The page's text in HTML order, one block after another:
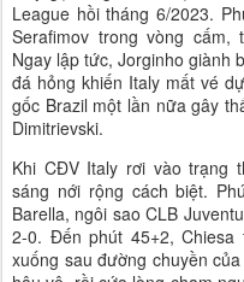
League hồi tháng 6/2023.
Serafimov trong vòng
Ngay lập tức, Jorginho giành
đá hỏng khiến Italy mất vé
gốc Brazil một lần nữa gây
Dimitrievski.
Khi CĐV Italy rơi vào trạng
sáng nới rộng cách biệt.
Barella, ngôi sao CLB
2-0. Đến phút 45+2,
xuống sau đường chuyền